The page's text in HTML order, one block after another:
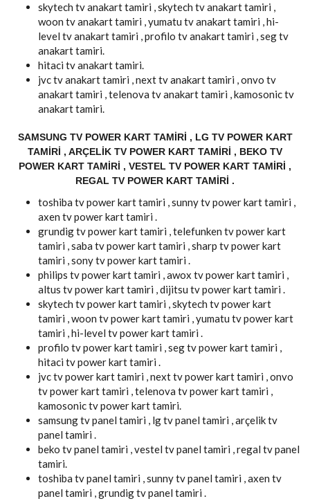
skytech tv anakart tamiri , skytech tv anakart tamiri ,
woon tv anakart tamiri , yumatu tv anakart tamiri , hi-
level tv anakart tamiri , profilo tv anakart tamiri , seg tv
anakart tamiri.
hitaci tv anakart tamiri.
jvc tv anakart tamiri , next tv anakart tamiri , onvo tv
anakart tamiri , telenova tv anakart tamiri , kamosonic tv
anakart tamiri.
SAMSUNG TV POWER KART TAMIRI , LG TV POWER KART
TAMIRI , ARÇELIK TV POWER KART TAMIRI , BEKO TV
POWER KART TAMIRI , VESTEL TV POWER KART TAMIRI ,
REGAL TV POWER KART TAMIRI .
toshiba tv power kart tamiri , sunny tv power kart tamiri ,
axen tv power kart tamiri .
grundig tv power kart tamiri , telefunken tv power kart
tamiri , saba tv power kart tamiri , sharp tv power kart
tamiri , sony tv power kart tamiri .
philips tv power kart tamiri , awox tv power kart tamiri ,
altus tv power kart tamiri , dijitsu tv power kart tamiri .
skytech tv power kart tamiri , skytech tv power kart
tamiri , woon tv power kart tamiri , yumatu tv power kart
tamiri , hi-level tv power kart tamiri .
profilo tv power kart tamiri , seg tv power kart tamiri ,
hitaci tv power kart tamiri .
jvc tv power kart tamiri , next tv power kart tamiri , onvo
tv power kart tamiri , telenova tv power kart tamiri ,
kamosonic tv power kart tamiri.
samsung tv panel tamiri , lg tv panel tamiri , arçelik tv
panel tamiri .
beko tv panel tamiri , vestel tv panel tamiri , regal tv panel
tamiri.
toshiba tv panel tamiri , sunny tv panel tamiri , axen tv
panel tamiri , grundig tv panel tamiri .